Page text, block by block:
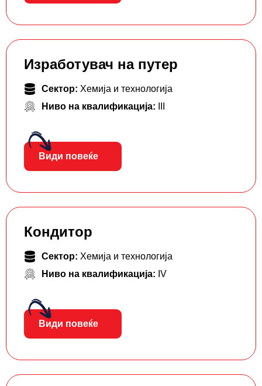
Изработувач на путер
Сектор: Хемија и технологија
Ниво на квалификација:
Види повеќе
Кондитор
Сектор: Хемија и технологија
Ниво на квалификација: IV
Види повеќе